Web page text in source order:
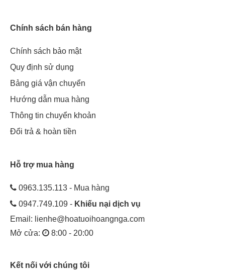
Chính sách bán hàng
Chính sách bảo mật
Quy định sử dụng
Bảng giá vận chuyển
Hướng dẫn mua hàng
Thông tin chuyển khoản
Đổi trả & hoàn tiền
Hỗ trợ mua hàng
0963.135.113 - Mua hàng
0947.749.109 - Khiếu nại dịch vụ
Email: lienhe@hoatuoihoangnga.com
Mở cửa:
8:00 - 20:00
Kết nối với chúng tôi